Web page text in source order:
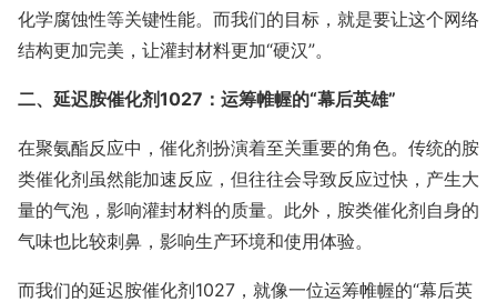
化学腐蚀性等关键性能。而我们的目标，就是要让这个网络
结构更加完美，让灌封材料更加“硬汉”。
二、延迟胺催化剂1027：运筹帷幄的“幕后英雄”
在聚氨酯反应中，催化剂扮演着至关重要的角色。传统的胺
类催化剂虽然能加速反应，但往往会导致反应过快，产生大
量的气泡，影响灌封材料的质量。此外，胺类催化剂自身的
气味也比较刺鼻，影响生产环境和使用体验。
而我们的延迟胺催化剂1027，就像一位运筹帷幄的“幕后英